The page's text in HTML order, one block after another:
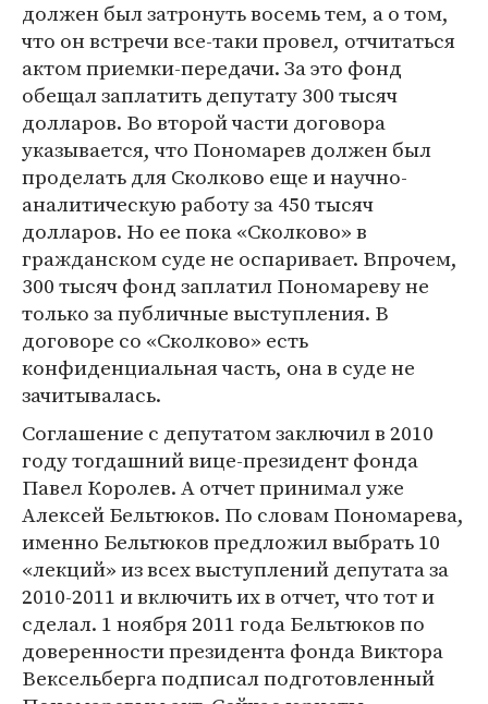
должен был затронуть восемь тем, а о том,
что он встречи все-таки провел, отчитаться
актом приемки-передачи. За это фонд
обещал заплатить депутату 300 тысяч
долларов. Во второй части договора
указывается, что Пономарев должен был
проделать для Сколково еще и научно-
аналитическую работу за 450 тысяч
долларов. Но ее пока «Сколково» в
гражданском суде не оспаривает. Впрочем,
300 тысяч фонд заплатил Пономареву не
только за публичные выступления. В
договоре со «Сколково» есть
конфиденциальная часть, она в суде не
зачитывалась.
Соглашение с депутатом заключил в 2010
году тогдашний вице-президент фонда
Павел Королев. А отчет принимал уже
Алексей Бельтюков. По словам Пономарева,
именно Бельтюков предложил выбрать 10
«лекций» из всех выступлений депутата за
2010-2011 и включить их в отчет, что тот и
сделал. 1 ноября 2011 года Бельтюков по
доверенности президента фонда Виктора
Вексельберга подписал подготовленный